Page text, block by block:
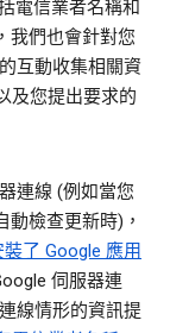
電信業者名稱和
我們也會針對您
互動收集相關資
及您提出要求的
連線 (例如當您
動檢查更新時)，
裝了 Google 應用
伺服器連
線情形的資訊提